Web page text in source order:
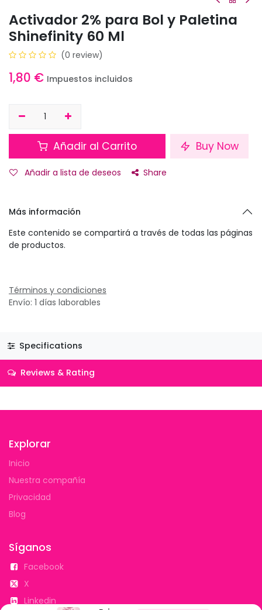
Activador 2% para Bol y Paletina
Shinefinity 60 Ml
(0 review)
1,80 € Impuestos incluidos
Añadir al Carrito Buy Now
Añadir a lista de deseos Share
Más información
Este contenido se compartirá a través de todas las páginas
de productos.
Términos y condiciones
Envío: 1 días laborables
Specifications
Reviews & Rating
Explorar
Inicio
Nuestra compañía
Privacidad
Blog
Síganos
Facebook
X
Linkedin